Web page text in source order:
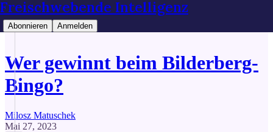
Freischwebende Intelligenz
Abonnieren Anmelden
Wer gewinnt beim Bilderberg-
Bingo?
Milosz Matuschek
Mai 27, 2023